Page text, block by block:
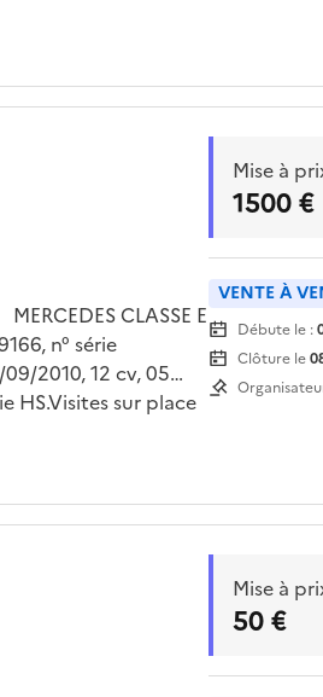
sur plateau à la
CLASSE E
n° série
2010, 12 cv, 05
HS.Visites sur place
Mise à
1500 €
VENTE À
Débute le :
Clôture le
Mise à
50 €